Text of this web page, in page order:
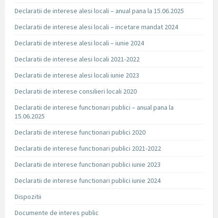
Declaratii de interese alesi locali – anual pana la 15.06.2025
Declaratii de interese alesi locali – incetare mandat 2024
Declaratii de interese alesi locali – iunie 2024
Declaratii de interese alesi locali 2021-2022
Declaratii de interese alesi locali iunie 2023
Declaratii de interese consilieri locali 2020
Declaratii de interese functionari publici – anual pana la
15.06.2025
Declaratii de interese functionari publici 2020
Declaratii de interese functionari publici 2021-2022
Declaratii de interese functionari publici iunie 2023
Declaratii de interese functionari publici iunie 2024
Dispozitii
Documente de interes public